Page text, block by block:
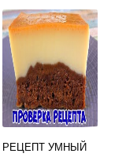
РЕЦЕПТ УМНЫЙ